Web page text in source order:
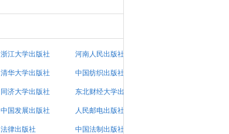
浙江大学出版社
有限责
河南人民出版社
清华大学出版社 中国纺织出版社
同济大学出版社 东北财经大学出
版社
中国发展出版社 人民邮电出版社
法律出版社 中国法制出版社